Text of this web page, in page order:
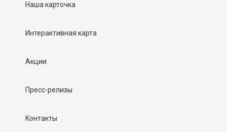
Наша карточка
Интерактивная карта
Акции
Пресс-релизы
Kонтакты